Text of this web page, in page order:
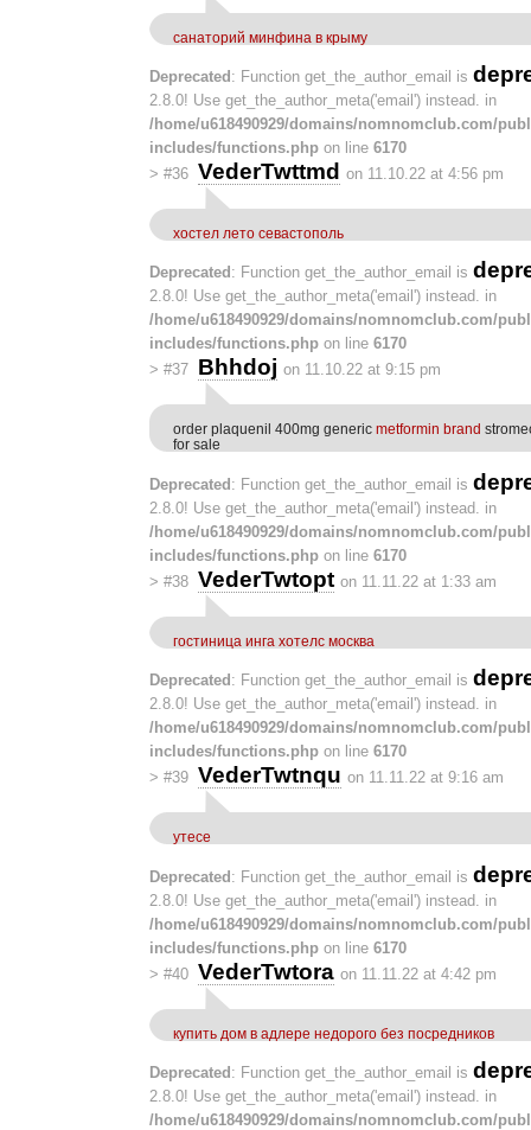
санаторий минфина в крыму
Deprecated : Function get_the_author_email is
2.8.0! Use get_the_author_meta('email') instead. in
/home/u618490929/domains/nomnomclub.com/
includes/functions.php on line 6170
> #36 VederTwttmd on 11.10.22 at 4:56 pm
хостел лето севастополь
Deprecated : Function get_the_author_email is
2.8.0! Use get_the_author_meta('email') instead. in
/home/u618490929/domains/nomnomclub.com/
includes/functions.php on line 6170
> #37 Bhhdoj on 11.10.22 at 9:15 pm
order plaquenil 400mg generic metformin brand
for sale
Deprecated : Function get_the_author_email is
2.8.0! Use get_the_author_meta('email') instead. in
/home/u618490929/domains/nomnomclub.com/
includes/functions.php on line 6170
> #38 VederTwtopt on 11.11.22 at 1:33 am
гостиница инга хотелс москва
Deprecated : Function get_the_author_email is
2.8.0! Use get_the_author_meta('email') instead. in
/home/u618490929/domains/nomnomclub.com/
includes/functions.php on line 6170
> #39 VederTwtnqu on 11.11.22 at 9:16 am
утесе
Deprecated: Function get_the_author_email is
2.8.0! Use get_the_author_meta('email') instead. in
/home/u618490929/domains/nomnomclub.com/
includes/functions.php on line 6170
> #40 VederTwtora on 11.11.22 at 4:42 pm
купить дом в адлере недорого без посредников
Deprecated : Function get_the_author_email is
2.8.0! Use get_the_author_meta('email') instead. in
/home/u618490929/domains/nomnomclub.com/